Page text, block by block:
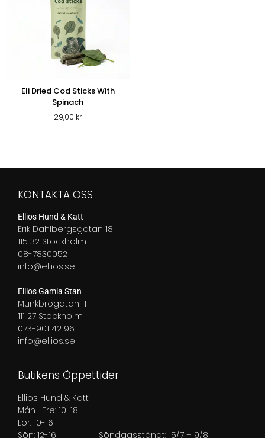
Eli Dried Cod Sticks With
Spinach
29,00 kr
KONTAKTA OSS
Ellios Hund & Katt
Erik Dahlbergsgatan 18
115 32 Stockholm
08-7830052
info@ellios.se
Ellios Gamla Stan
Munkbrogatan 11
111 27 Stockholm
073-901 42 96
info@ellios.se
Butikens Öppettider
Ellios Hund & Katt
Mån- Fre: 10-18
Lör: 10-16
Sön: 12-16 Söndagsstängt: 5/7 – 9/8